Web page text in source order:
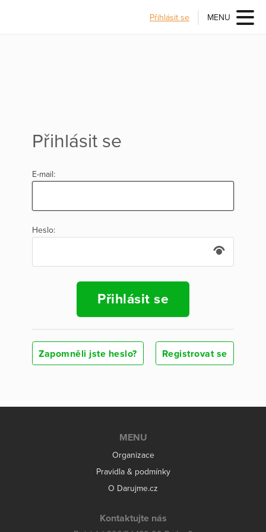
Přihlásit se MENU
Přihlásit se
E-mail:
Heslo:
Přihlásit se
Zapomněli jste heslo? Registrovat se
MENU
Organizace
Pravidla & podmínky
O Darujme.cz
Kontaktujte nás